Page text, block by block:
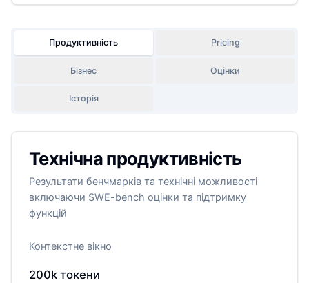
Продуктивність Pricing
Бізнес Оцінки
Історія
Технічна продуктивність
Результати бенчмарків та технічні можливості
включаючи SWE-bench оцінки та підтримку
функцій
Контекстне вікно
200kтокени